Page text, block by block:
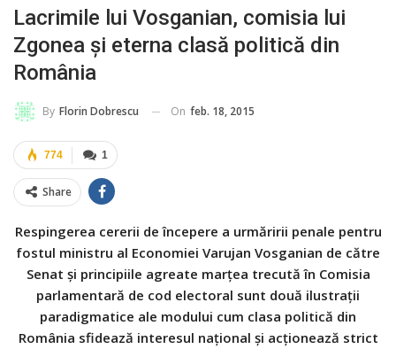
Lacrimile lui Vosganian, comisia lui
Zgonea şi eterna clasă politică din
România
By Florin Dobrescu On feb. 18, 2015
1
774
Share
Respingerea cererii de începere a urmăririi penale pentru
fostul ministru al Economiei Varujan Vosganian de către
Senat şi principiile agreate marţea trecută în Comisia
parlamentară de cod electoral sunt două ilustraţii
paradigmatice ale modului cum clasa politică din
România sfidează interesul naţional şi acţionează strict